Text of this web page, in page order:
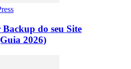
do seu Site
2026)